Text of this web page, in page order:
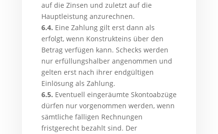
auf die Zinsen und zuletzt auf die
Hauptleistung anzurechnen.
6.4. Eine Zahlung gilt erst dann als
erfolgt, wenn Konstrukteins über den
Betrag verfügen kann. Schecks werden
nur erfüllungshalber angenommen und
gelten erst nach ihrer endgültigen
Einlösung als Zahlung.
6.5. Eventuell eingeräumte Skontoabzüge
dürfen nur vorgenommen werden, wenn
sämtliche fälligen Rechnungen
fristgerecht bezahlt sind. Der